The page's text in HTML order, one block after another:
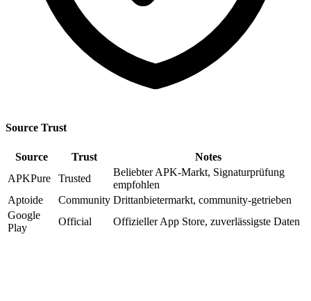
Source Trust
Source Trust
Notes
APKPure
Trusted
Beliebter APK-Markt, Signaturprüfung
empfohlen
Aptoide
Community Drittanbietermarkt, community-getrieben
Google
Play
Official Offizieller App Store, zuverlässigste Daten